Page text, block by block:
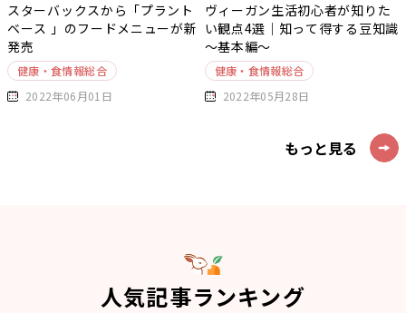
スターバックスから「プラント
ベース 」のフードメニューが新
発売
健康・食情報総合
2022年06月01日
ヴィーガン生活初心者が知りた
い観点4選｜知って得する豆知識
～基本編～
健康・食情報総合
2022年05月28日
もっと見る
人気記事ランキング